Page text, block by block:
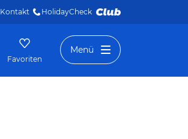
Kontakt HolidayCheck
Favoriten
Menü